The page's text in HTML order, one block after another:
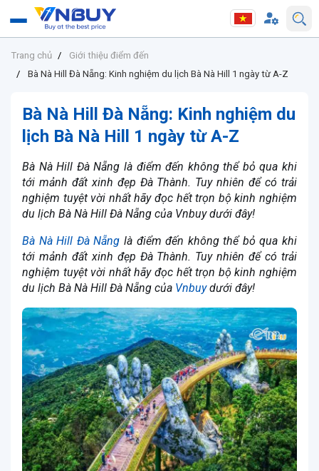
Trang chủ
Giới thiệu điểm đến
Bà Nà Hill Đà Nẵng: Kinh nghiệm du lịch Bà Nà Hill 1 ngày từ A-Z
Bà Nà Hill Đà Nẵng: Kinh nghiệm du
lịch Bà Nà Hill 1 ngày từ A-Z
Bà Nà Hill Đà Nẵng là điểm đến không thể bỏ qua khi
tới mảnh đất xinh đẹp Đà Thành. Tuy nhiên để có trải
nghiệm tuyệt vời nhất hãy đọc hết trọn bộ kinh nghiệm
du lịch Bà Nà Hill Đà Nẵng của Vnbuy dưới đây!
Bà Nà Hill Đà Nẵng là điểm đến không thể bỏ qua khi
tới mảnh đất xinh đẹp Đà Thành. Tuy nhiên để có trải
nghiệm tuyệt vời nhất hãy đọc hết trọn bộ kinh nghiệm
du lịch Bà Nà Hill Đà Nẵng của Vnbuydưới đây!